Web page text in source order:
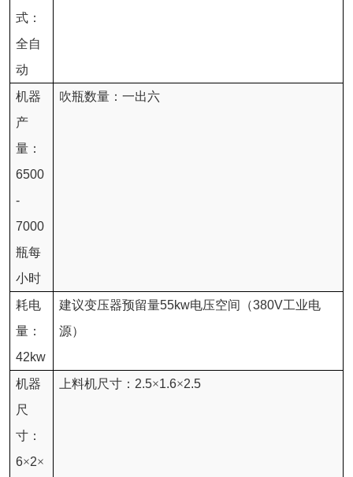
式：
全自
动
机器
产
量：
6500
-
7000
瓶每
小时
吹瓶数量：一出六
耗电
量：
42kw
建议变压器预留量55kw电压空间（380V工业电
源）
机器
尺
寸：
6×2×
上料机尺寸： 2.5×1.6×2.5